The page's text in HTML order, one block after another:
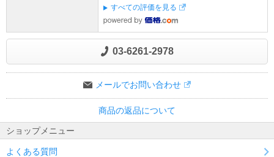
すべての評価を見る
03-6261-2978
メールでお問い合わせ
商品の返品について
ショップメニュー
よくある質問